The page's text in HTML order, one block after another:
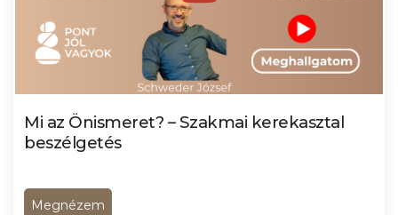
Mi az Önismeret? – Szakmai kerekasztal
beszélgetés
Megnézem